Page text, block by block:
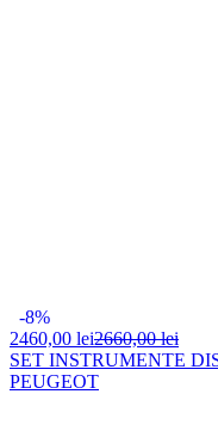
-8%
2460,00 lei2660,00 lei
SET INSTRUMENTE
PEUGEOT